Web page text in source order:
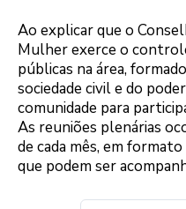
Ao explicar que o
Mulher exerce o
públicas na área,
sociedade civil e do
comunidade para
As reuniões plenárias
de cada mês, em
que podem ser